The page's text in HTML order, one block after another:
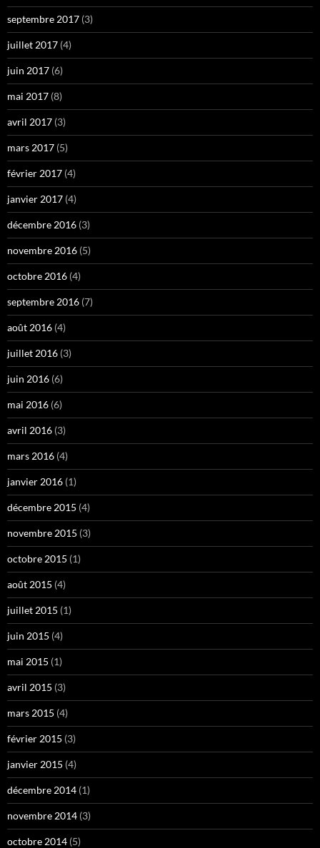
septembre 2017 (3)
juillet 2017 (4)
juin 2017 (6)
mai 2017 (8)
avril 2017 (3)
mars 2017 (5)
février 2017 (4)
janvier 2017 (4)
décembre 2016 (3)
novembre 2016 (5)
octobre 2016 (4)
septembre 2016 (7)
août 2016 (4)
juillet 2016 (3)
juin 2016 (6)
mai 2016 (6)
avril 2016 (3)
mars 2016 (4)
janvier 2016 (1)
décembre 2015 (4)
novembre 2015 (3)
octobre 2015 (1)
août 2015 (4)
juillet 2015 (1)
juin 2015 (4)
mai 2015 (1)
avril 2015 (3)
mars 2015 (4)
février 2015 (3)
janvier 2015 (4)
décembre 2014 (1)
novembre 2014 (3)
octobre 2014 (5)